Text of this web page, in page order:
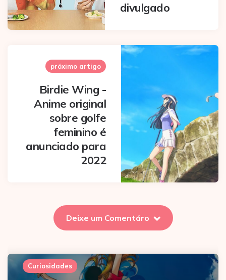
divulgado
próximo artigo
Birdie Wing -
Anime original
sobre golfe
feminino é
anunciado para
2022
Deixe um Comentáro
Curiosidades